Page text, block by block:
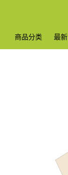
商品分类 最